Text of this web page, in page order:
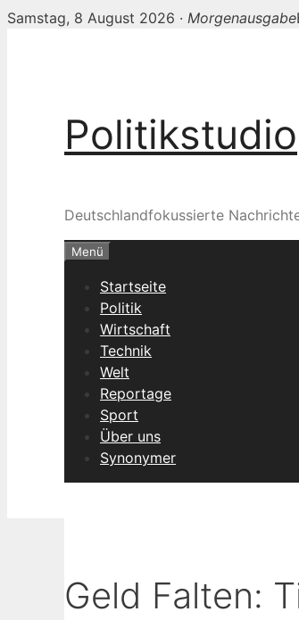
Samstag, 8 August 2026 · Morgenausgabe
Politikstudio
Deutschlandfokussierte
Menü
Startseite
Politik
Wirtschaft
Technik
Welt
Reportage
Sport
Über uns
Synonymer
Geld Falten: